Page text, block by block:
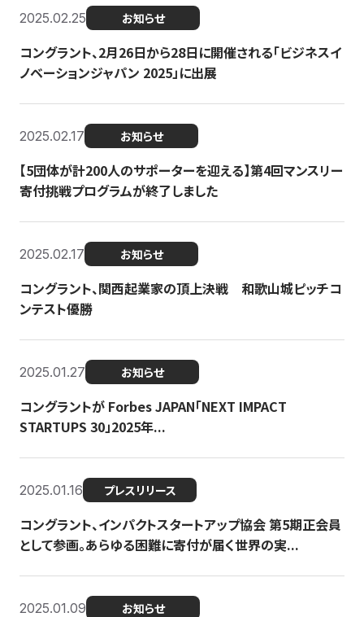
2025.02.25 お知らせ
コングラント、2月26日から28日に開催される「ビジネスイ
ノベーションジャパン 2025」に出展
2025.02.17 お知らせ
【5団体が計200人のサポーターを迎える】​​第4回マンスリー
寄付挑戦プログラムが終了しました
2025.02.17 お知らせ
コングラント、関西起業家の頂上決戦 和歌山城ピッチコ
ンテスト優勝
2025.01.27 お知らせ
コングラントが Forbes JAPAN「NEXT IMPACT
STARTUPS 30」2025年...
2025.01.16 プレスリリース
コングラント、インパクトスタートアップ協会 第5期正会員
として参画。あらゆる困難に寄付が届く世界の実...
2025.01.09 お知らせ